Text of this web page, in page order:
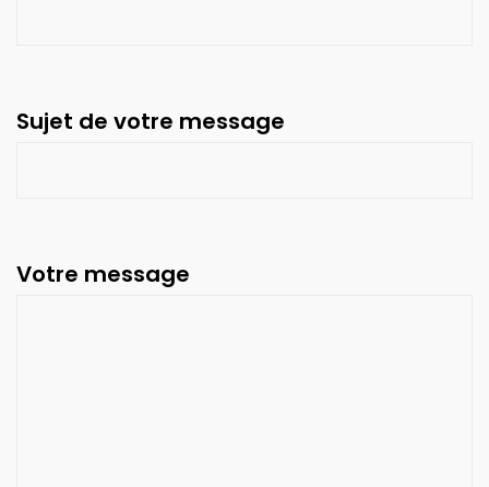
Sujet de votre message
Votre message